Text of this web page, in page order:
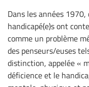
Dans les années
handicapé(e)s ont
comme un problème
des penseurs/euses
distinction, appelée «
déficience et le